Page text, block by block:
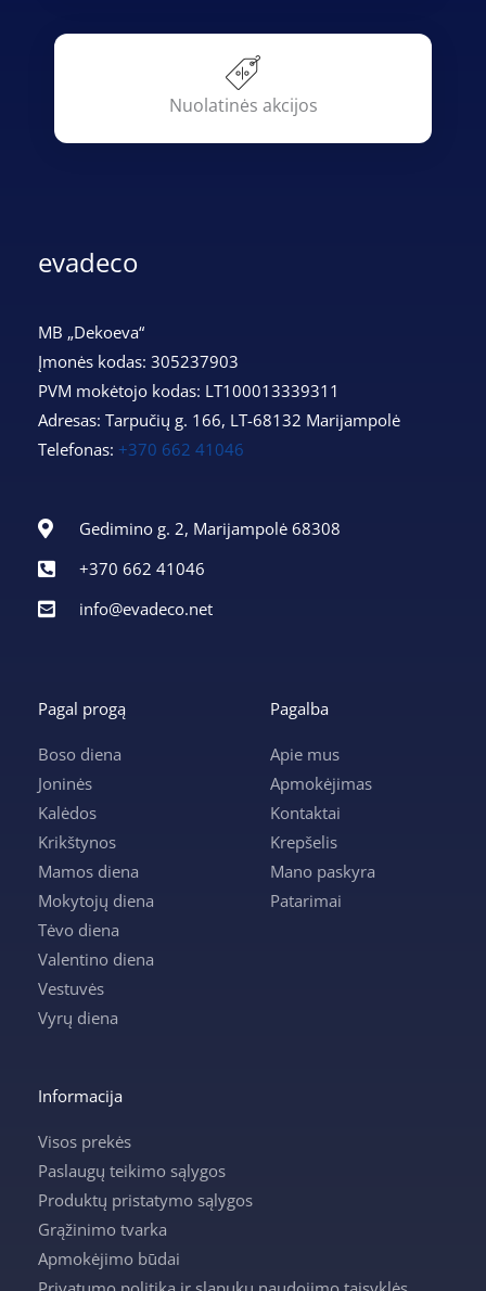
Nuolatinės akcijos
evadeco
MB „Dekoeva“
Įmonės kodas: 305237903
PVM mokėtojo kodas: LT100013339311
Adresas: Tarpučių g. 166, LT-68132 Marijampolė
Telefonas: +370 662 41046
Gedimino g. 2, Marijampolė 68308
+370 662 41046
info@evadeco.net
Pagal progą
Boso diena
Joninės
Kalėdos
Krikštynos
Mamos diena
Mokytojų diena
Tėvo diena
Valentino diena
Vestuvės
Vyrų diena
Pagalba
Apie mus
Apmokėjimas
Kontaktai
Krepšelis
Mano paskyra
Patarimai
Informacija
Visos prekės
Paslaugų teikimo sąlygos
Produktų pristatymo sąlygos
Grąžinimo tvarka
Apmokėjimo būdai